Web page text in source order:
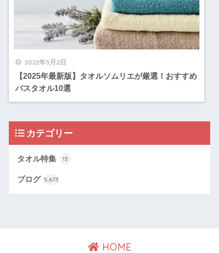
2022年3月2日
【2025年最新版】タオルソムリエが厳選！おすすめ
バスタオル10選
カテゴリー
タオル特集 13
ブログ 5,673
HOME